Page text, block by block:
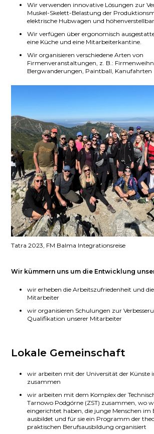
Wir verwenden innovative Lösungen zur
Muskel-Skelett-Belastung der
elektrische Hubwagen und
Wir verfügen über ergonomisch
eine Küche und eine Mitarbeiterkantine.
Wir organisieren verschiedene Arten von
Firmenveranstaltungen, z. B.:
Bergwanderungen, Paintball, Kanufahrten
Tatra 2023, FM Balma Integrationsreise
Wir kümmern uns um die Entwicklung
wir erheben die Arbeitszufriedenheit und
Mitarbeiter
wir organisieren Schulungen zur
Qualifikation unserer Mitarbeiter
Lokale Gemeinschaft
wir arbeiten mit der Universität der Künste
zusammen
wir arbeiten mit dem Komplex der
Tarnowo Podgórne (ZST) zusammen, wo
eingerichtet haben, die junge Menschen im
ausbildet und für sie ein Programm der
praktischen Berufsausbildung organisiert